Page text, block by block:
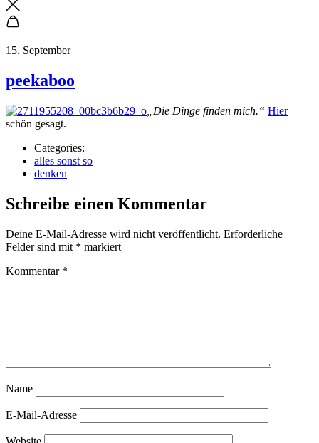
15. September
peekaboo
„Die Dinge finden mich.“ Hier
schön gesagt.
Categories:
alles sonst so
denken
Schreibe einen Kommentar
Deine E-Mail-Adresse wird nicht veröffentlicht. Erforderliche
Felder sind mit * markiert
Kommentar *
Name
E-Mail-Adresse